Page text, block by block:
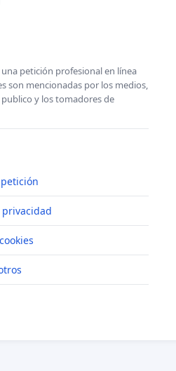
petición profesional en línea
son mencionadas por los medios,
y los tomadores de